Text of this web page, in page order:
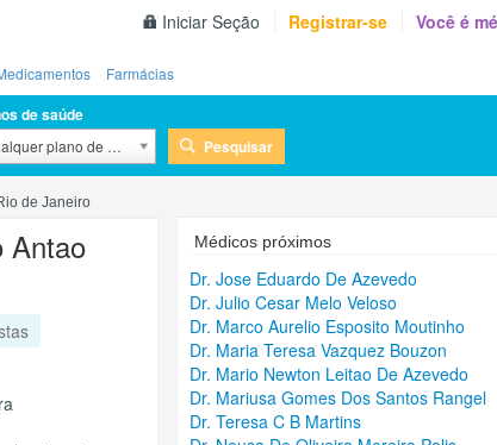
Iniciar Seção Registrar-se Você é
Farmácias
de saúde
plano de saúde Pesquisar
de Janeiro
Antao Médicos próximos
Dr. Jose Eduardo De Azevedo
Dr. Julio Cesar Melo Veloso
Dr. Marco Aurelio Esposito Moutinho
Dr. Maria Teresa Vazquez Bouzon
Dr. Mario Newton Leitao De Azevedo
Dr. Mariusa Gomes Dos Santos Rangel
Dr. Teresa C B Martins